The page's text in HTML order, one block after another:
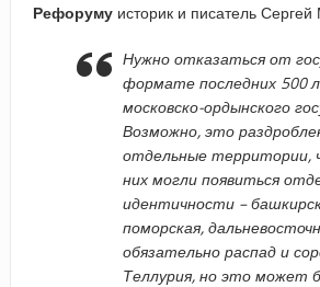
Рефорумуисторик и писатель Сергей
Нужно отказаться от
формате последних 500
московско-ордынского
Возможно, это
отдельные территории,
них могли появиться
идентичности –
поморская,
обязательно распад и
Теллурия, но это может